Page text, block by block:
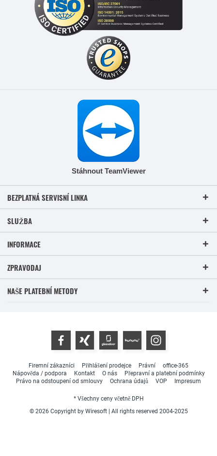
Stáhnout TeamViewer
BEZPLATNÁ SERVISNÍ LINKA
SLUŽBA
INFORMACE
ZPRAVODAJ
NAŠE PLATEBNÍ METODY
Firemní zákazníci Přihlášení prodejce Právní
office-365
Nápověda / podpora
Kontakt O nás
Přepravní a platební podmínky
Právo na odstoupení od smlouvy
Ochrana údajů VOP Impresum
* Všechny ceny včetně DPH
© 2026 Copyright by Wiresoft | All rights reserved 2004-2025